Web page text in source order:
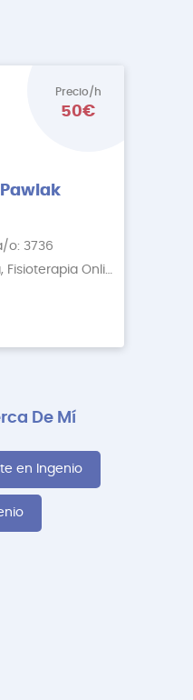
Precio/h
50€
o: 3736
Fisioterapia Deportiva, Fisioterapia Online
De Mí
en Ingenio